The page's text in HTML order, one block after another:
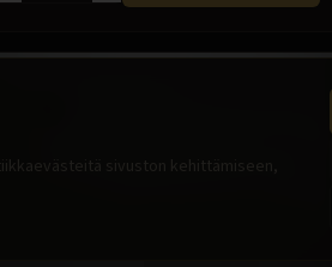
sivuston kehittämiseen,